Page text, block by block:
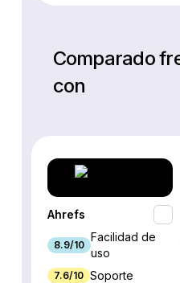
Comparado
con
Ahrefs
8.9/10
Facilidad de
uso
7.6/10 Soporte